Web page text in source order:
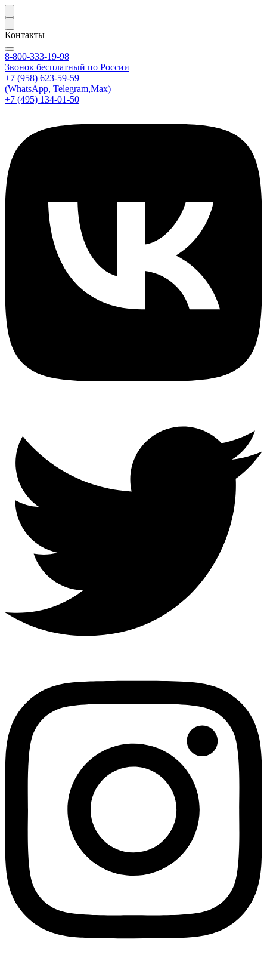
Контакты
8-800-333-19-98
Звонок бесплатный по России
+7 (958) 623-59-59
(WhatsApp, Telegram,Max)
+7 (495) 134-01-50